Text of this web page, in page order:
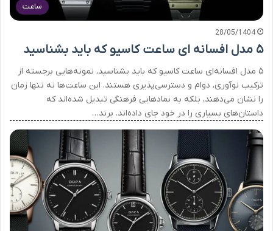
ساعت
28/05/1404
۵ مدل افسانه ای ساعت کاسیو که باید بشناسید
۵ مدل افسانه‌ای ساعت کاسیو که باید بشناسید، نمونه‌هایی برجسته از
ترکیب نوآوری، دوام و دسترسی‌پذیری هستند. این ساعت‌ها نه تنها زمان
را نشان می‌دهند، بلکه به نمادهایی فرهنگی تبدیل شده‌اند که
داستان‌های بسیاری را در خود جای داده‌اند. برند…